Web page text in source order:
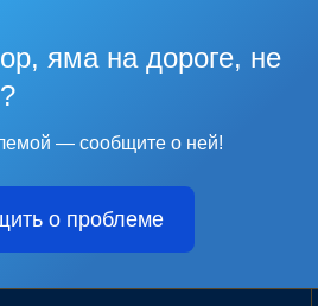
яма на дороге, не
— сообщите о ней!
о проблеме